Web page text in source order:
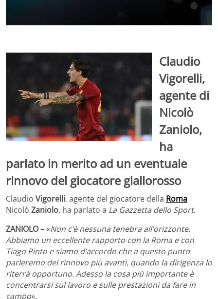
Claudio
Vigorelli,
agente di
Nicolò
Zaniolo,
ha
parlato in merito ad un eventuale
rinnovo del giocatore giallorosso
Claudio Vigorelli, agente del giocatore della Roma
Nicolò Zaniolo, ha parlato a La Gazzetta dello Sport.
ZANIOLO –«Non c’è nessuna tenebra all’orizzonte.
Abbiamo un eccellente rapporto con la Roma e con
Tiago Pinto e siamo d’accordo che a questo punto
parleremo del rinnovo più avanti, quando la dirigenza lo
riterrà opportuno. Adesso la cosa più importante è
concentrarsi sul lavoro e sulle prestazioni da fare in
campo».